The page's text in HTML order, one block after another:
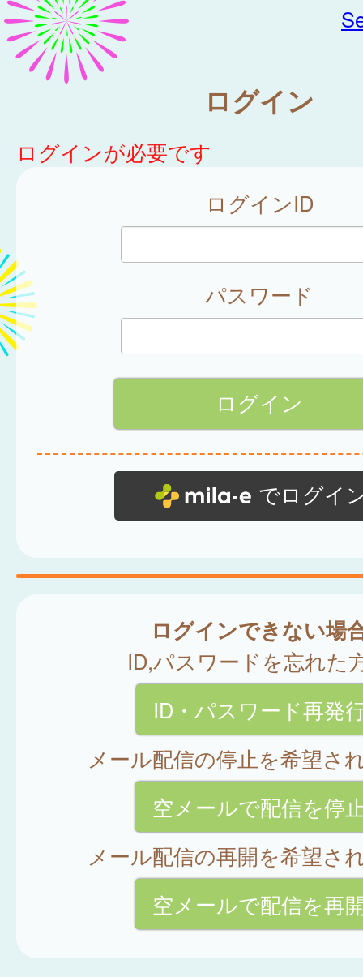
ログイン
ログインが必要です
ログインID
パスワード
でログイ
ログインできない場
ID,パスワードを忘れた
ID・パスワード再発
メール配信の停止を希望さ
空メールで配信を停
メール配信の再開を希望さ
空メールで配信を再